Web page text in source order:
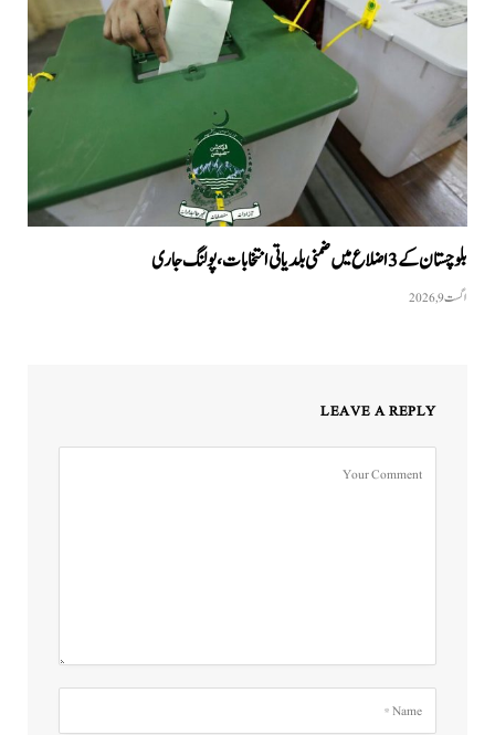
بلوچستان کے 3 اضلاع میں ضمنی بلدیاتی انتخابات، پولنگ جاری
اگست 9, 2026
LEAVE A REPLY